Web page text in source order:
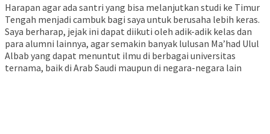
Harapan agar ada santri yang bisa melanjutkan studi ke Timur
Tengah menjadi cambuk bagi saya untuk berusaha lebih keras.
Saya berharap, jejak ini dapat diikuti oleh adik-adik kelas dan
para alumni lainnya, agar semakin banyak lulusan Ma’had Ulul
Albab yang dapat menuntut ilmu di berbagai universitas
ternama, baik di Arab Saudi maupun di negara-negara lain